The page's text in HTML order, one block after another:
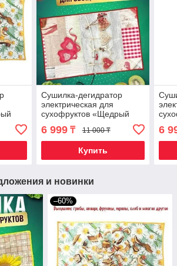
Сушилка-дегидратор
электрическая для
сухофруктов «Щедрый
урожай» (55 х 85 см /
Сердце)
6 999₸ 11 000 ₸
Купить
6
и новинки
–60%